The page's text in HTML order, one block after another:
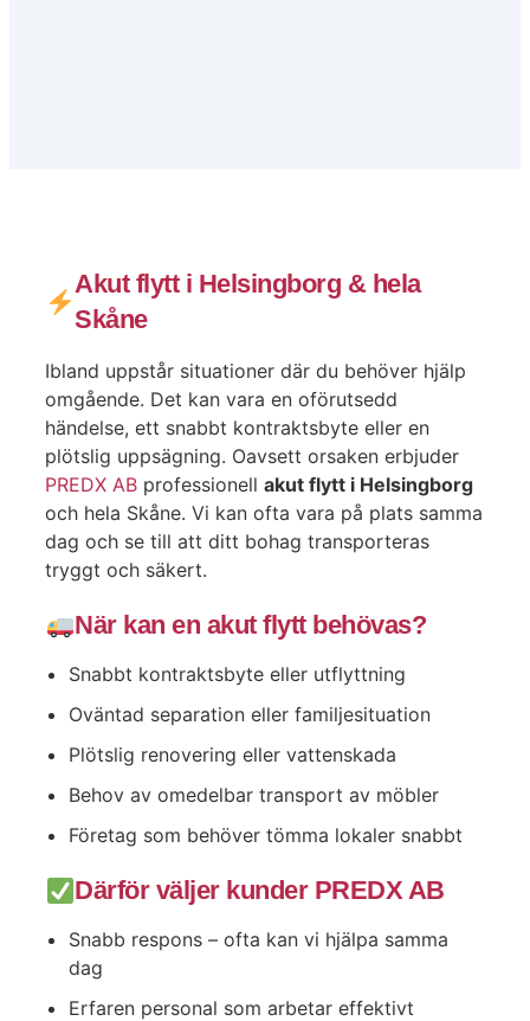
Akut flytt i Helsingborg & hela
Skåne
Ibland uppstår situationer där du behöver hjälp
omgående. Det kan vara en oförutsedd
händelse, ett snabbt kontraktsbyte eller en
plötslig uppsägning. Oavsett orsaken erbjuder
PREDX AB professionell akut flytt i Helsingborg
och hela Skåne. Vi kan ofta vara på plats samma
dag och se till att ditt bohag transporteras
tryggt och säkert.
När kan en akut flytt behövas?
Snabbt kontraktsbyte eller utflyttning
Oväntad separation eller familjesituation
Plötslig renovering eller vattenskada
Behov av omedelbar transport av möbler
Företag som behöver tömma lokaler snabbt
Därför väljer kunder PREDX AB
Snabb respons – ofta kan vi hjälpa samma
dag
Erfaren personal som arbetar effektivt